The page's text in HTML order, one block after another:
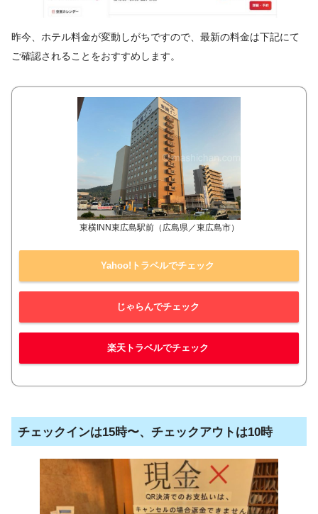
昨今、ホテル料金が変動しがちですので、最新の料金は下記にて
ご確認されることをおすすめします。
東横INN東広島駅前（広島県／東広島市）
Yahoo!トラベルでチェック
じゃらんでチェック
楽天トラベルでチェック
チェックインは15時〜、チェックアウトは10時